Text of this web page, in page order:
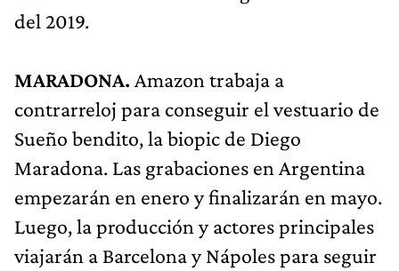
del 2019.
MARADONA. Amazon trabaja a
contrarreloj para conseguir el vestuario de
Sueño bendito, la biopic de Diego
Maradona. Las grabaciones en Argentina
empezarán en enero y finalizarán en mayo.
Luego, la producción y actores principales
viajarán a Barcelona y Nápoles para seguir